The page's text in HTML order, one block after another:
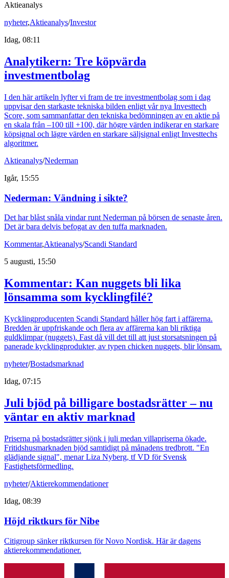
Aktieanalys
nyheter,Aktieanalys/Investor
Idag, 08:11
Analytikern: Tre köpvärda
investmentbolag
I den här artikeln lyfter vi fram de tre investmentbolag som i dag
uppvisar den starkaste tekniska bilden enligt vår nya Investtech
Score, som sammanfattar den tekniska bedömningen av en aktie på
en skala från –100 till +100, där högre värden indikerar en starkare
köpsignal och lägre värden en starkare säljsignal enligt Investtechs
algoritmer.
Aktieanalys/Nederman
Igår, 15:55
Nederman: Vändning i sikte?
Det har blåst snåla vindar runt Nederman på börsen de senaste åren.
Det är bara delvis befogat av den tuffa marknaden.
Kommentar,Aktieanalys/Scandi Standard
5 augusti, 15:50
Kommentar: Kan nuggets bli lika
lönsamma som kycklingfilé?
Kycklingproducenten Scandi Standard håller hög fart i affärerna.
Bredden är uppfriskande och flera av affärerna kan bli riktiga
guldklimpar (nuggets). Fast då vill det till att just storsatsningen på
panerade kycklingprodukter, av typen chicken nuggets, blir lönsam.
nyheter/Bostadsmarknad
Idag, 07:15
Juli bjöd på billigare bostadsrätter – nu
väntar en aktiv marknad
Priserna på bostadsrätter sjönk i juli medan villapriserna ökade.
Fritidshusmarknaden bjöd samtidigt på månadens tredbrott. "En
glädjande signal", menar Liza Nyberg, tf VD för Svensk
Fastighetsförmedling.
nyheter/Aktierekommendationer
Idag, 08:39
Höjd riktkurs för Nibe
Citigroup sänker riktkursen för Novo Nordisk. Här är dagens
aktierekommendationer.